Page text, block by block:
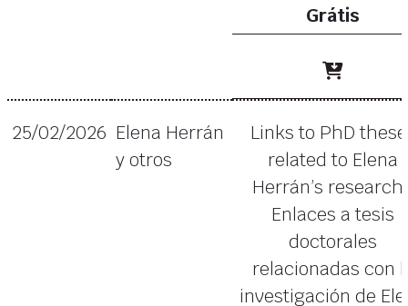
Grátis
25/02/2026 Elena Herrán
y otros
Links to PhD
related to Elena
Herrán’s research
Enlaces a tesis
doctorales
relacionadas con
investigación de